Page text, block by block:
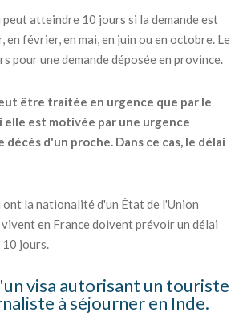
atteindre 10 jours si la demande est
en février, en mai, en juin ou en octobre. Le
pour une demande déposée en province.
être traitée en urgence que par le
elle est motivée par une urgence
décès d'un proche. Dans ce cas, le délai
ont la nationalité d'un État de l'Union
en France doivent prévoir un délai
jours.
visa autorisant un touriste
à séjourner en Inde.